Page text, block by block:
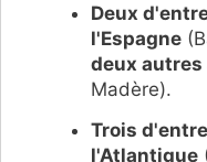
Deux
l'Espagne
deux autres
Madère).
Trois
l'Atlantique